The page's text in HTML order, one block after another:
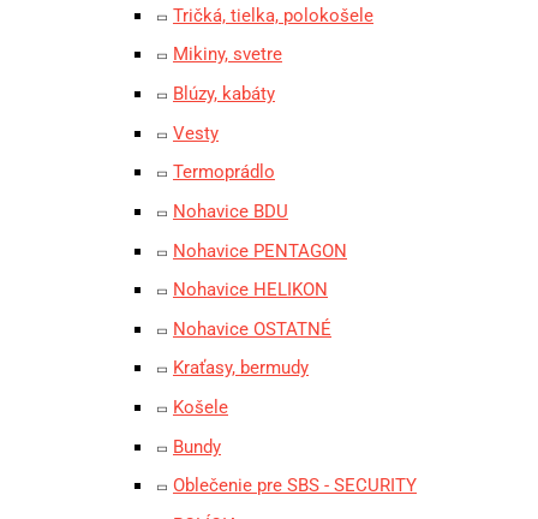
Tričká, tielka, polokošele
Mikiny, svetre
Blúzy, kabáty
Vesty
Termoprádlo
Nohavice BDU
Nohavice PENTAGON
Nohavice HELIKON
Nohavice OSTATNÉ
Kraťasy, bermudy
Košele
Bundy
Oblečenie pre SBS - SECURITY